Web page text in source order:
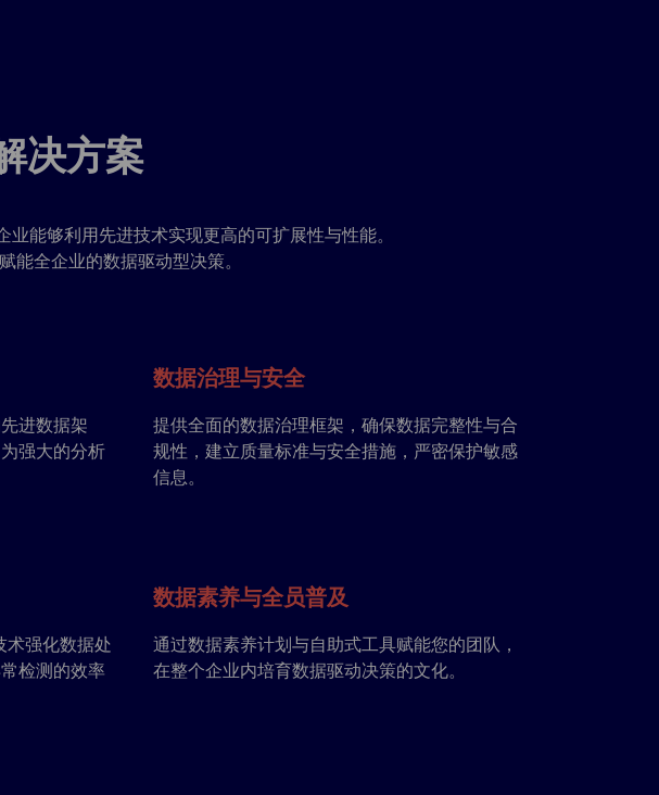
决方案
能够利用先进技术实现更高的可扩展性与性能。
全企业的数据驱动型决策。
进数据架
强大的分析
数据治理与安全
提供全面的数据治理框架，确保数据完整性与合
规性，建立质量标准与安全措施，严密保护敏感
信息。
术强化数据处
检测的效率
数据素养与全员普及
通过数据素养计划与自助式工具赋能您的团队，
在整个企业内培育数据驱动决策的文化。